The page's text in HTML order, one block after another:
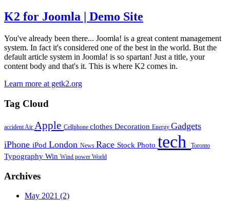
K2 for Joomla | Demo Site
You've already been there... Joomla! is a great content management
system. In fact it's considered one of the best in the world. But the
default article system in Joomla! is so spartan! Just a title, your
content body and that's it. This is where K2 comes in.
Learn more at getk2.org
Tag Cloud
accident Air Apple Cellphone clothes Decoration Energy Gadgets
iPhone iPod London News Race Stock Photo tech Toronto
Typography Win Wind power World
Archives
May 2021 (2)